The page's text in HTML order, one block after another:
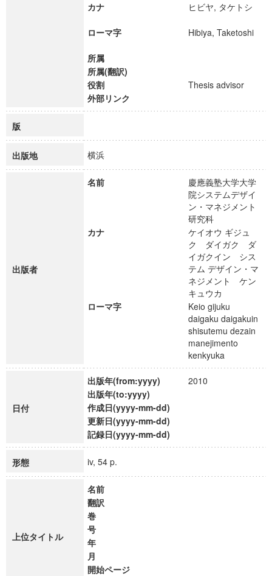
カナ
ヒビヤ, タケトシ
ローマ字 Hibiya, Taketoshi
所属
所属(翻訳)
役割
Thesis advisor
外部リンク
版
出版地 横浜
出版者
名前
慶應義塾大学大学
院システムデザイ
ン・マネジメント
研究科
カナ
ケイオウ ギジュ
ク ダイガク ダ
イガクイン シス
テム デザイン・マ
ネジメント ケン
キュウカ
ローマ字
Keio gijuku
daigaku daigakuin
shisutemu dezain
manejimento
kenkyuka
日付
出版年(from:yyyy)
2010
出版年(to:yyyy)
作成日(yyyy-mm-dd)
更新日(yyyy-mm-dd)
記録日(yyyy-mm-dd)
形態 iv, 54 p.
上位タイトル
名前
翻訳
巻
号
年
月
開始ページ